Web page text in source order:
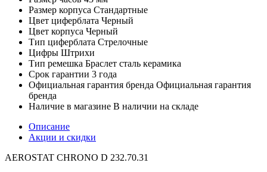
Размер корпуса Стандартные
Цвет циферблата Черный
Цвет корпуса Черный
Тип циферблата Стрелочные
Цифры Штрихи
Тип ремешка Браслет сталь керамика
Срок гарантии 3 года
Официальная гарантия бренда Официальная гарантия
бренда
Наличие в магазине В наличии на складе
Описание
Акции и скидки
AEROSTAT CHRONO D 232.70.31